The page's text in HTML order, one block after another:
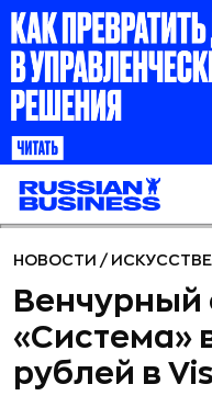
НОВОСТИ /
«Система»
рублей в